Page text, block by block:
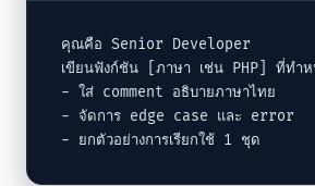
คุณคือ Senior Developer
เขียนฟังก์ชัน [ภาษา เช่น PHP] ที่ทำห
- ใส่ comment อธิบายภาษาไทย
- จัดการ edge case และ error
- ยกตัวอย่างการเรียกใช้ 1 ชุด